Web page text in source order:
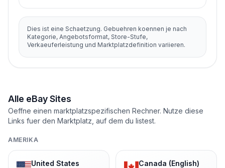
Dies ist eine Schaetzung. Gebuehren koennen je nach
Kategorie, Angebotsformat, Store-Stufe,
Verkaeuferleistung und Marktplatzdefinition variieren.
Alle eBay Sites
Oeffne einen marktplatzspezifischen Rechner. Nutze diese
Links fuer den Marktplatz, auf dem du listest.
AMERIKA
United States Canada (English)